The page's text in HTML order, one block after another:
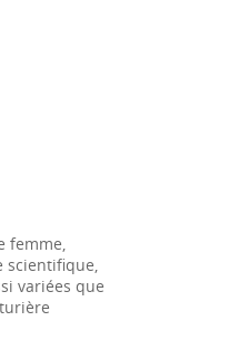
femme,
scientifique,
variées que